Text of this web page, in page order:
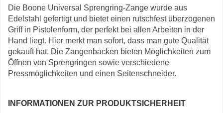
Die Boone Universal Sprengring-Zange wurde aus
Edelstahl gefertigt und bietet einen rutschfest überzogenen
Griff in Pistolenform, der perfekt bei allen Arbeiten in der
Hand liegt. Hier merkt man sofort, dass man gute Qualität
gekauft hat. Die Zangenbacken bieten Möglichkeiten zum
Öffnen von Sprengringen sowie verschiedene
Pressmöglichkeiten und einen Seitenschneider.
INFORMATIONEN ZUR PRODUKTSICHERHEIT